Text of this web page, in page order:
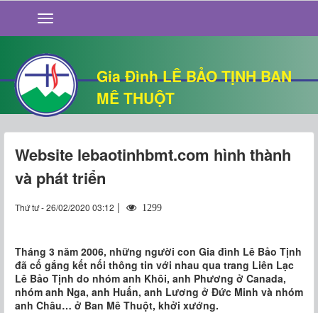
Gia Đình LÊ BẢO TỊNH BAN
MÊ THUỘT
GIỚI THIỆU
TIN TỨC
SỐNG ĐẠO
CHUYỆN NHÀ
QUÁN VĂN
THƯ GIÃN
Website lebaotinhbmt.com hình thành
và phát triển
Thứ tư - 26/02/2020 03:12 | 1299
Tháng 3 năm 2006, những người con Gia đình Lê Bảo Tịnh
đã cố gắng kết nối thông tin với nhau qua trang Liên Lạc
Lê Bảo Tịnh do nhóm anh Khôi, anh Phương ở Canada,
nhóm anh Nga, anh Huấn, anh Lương ở Đức Minh và nhóm
anh Châu… ở Ban Mê Thuột, khởi xướng.